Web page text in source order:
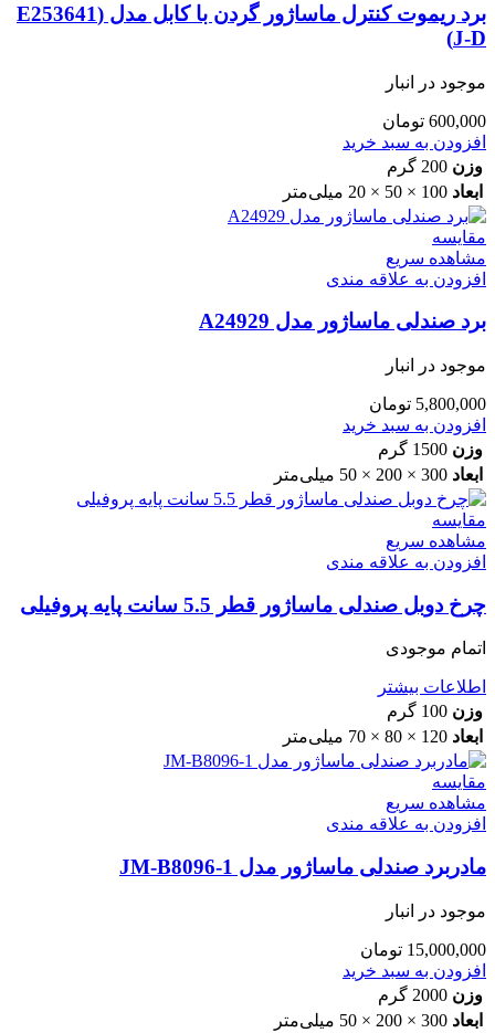
برد ریموت کنترل ماساژور گردن با کابل مدل (E253641
J-D)
موجود در انبار
600,000 تومان
افزودن به سبد خرید
وزن 200 گرم
ابعاد 100 × 50 × 20 میلی‌متر
مقایسه
مشاهده سریع
افزودن به علاقه مندی
برد صندلی ماساژور مدل A24929
موجود در انبار
5,800,000 تومان
افزودن به سبد خرید
وزن 1500 گرم
ابعاد 300 × 200 × 50 میلی‌متر
مقایسه
مشاهده سریع
افزودن به علاقه مندی
چرخ دوبل صندلی ماساژور قطر 5.5 سانت پایه پروفیلی
اتمام موجودی
اطلاعات بیشتر
وزن 100 گرم
ابعاد 120 × 80 × 70 میلی‌متر
مقایسه
مشاهده سریع
افزودن به علاقه مندی
مادربرد صندلی ماساژور مدل JM-B8096-1
موجود در انبار
15,000,000 تومان
افزودن به سبد خرید
وزن 2000 گرم
ابعاد 300 × 200 × 50 میلی‌متر